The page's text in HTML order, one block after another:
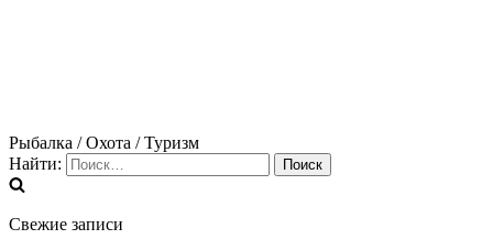
Рыбалка / Охота / Туризм
Найти:
Свежие записи